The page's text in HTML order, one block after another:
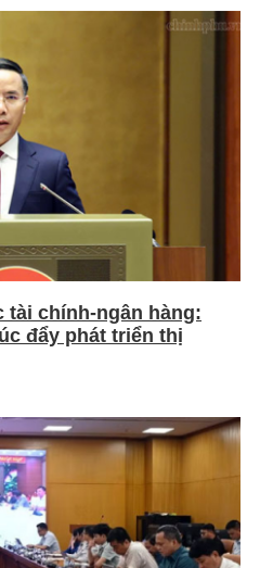
chính-ngân hàng:
đẩy phát triển thị